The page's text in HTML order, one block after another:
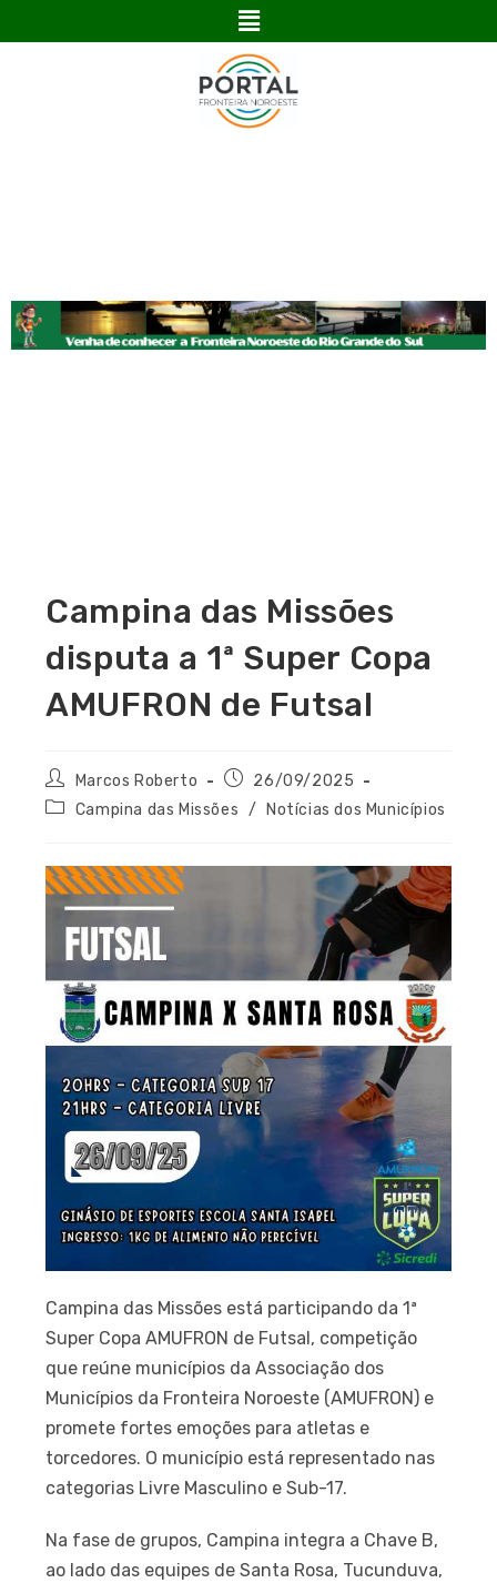
Campina das Missões
disputa a 1ª Super Copa
AMUFRON de Futsal
Marcos Roberto
26/09/2025
Campina das Missões / Notícias dos Municípios
Campina das Missões está participando da 1ª
Super Copa AMUFRON de Futsal, competição
que reúne municípios da Associação dos
Municípios da Fronteira Noroeste (AMUFRON) e
promete fortes emoções para atletas e
torcedores. O município está representado nas
categorias Livre Masculino e Sub-17.
Na fase de grupos, Campina integra a Chave B,
ao lado das equipes de Santa Rosa, Tucunduva,